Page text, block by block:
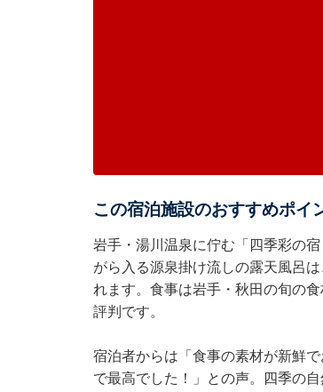
この宿泊施設のおすすめポイ
岩手・湯川温泉に佇む「四季彩の
がら入る源泉掛け流しの露天風呂
れます。食事は岩手・秋田の旬の
評判です。
宿泊者からは「食事の素材が新鮮
で最高でした！」との声。四季の